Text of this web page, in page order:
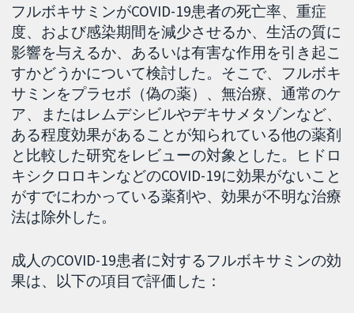
フルボキサミンがCOVID-19患者の死亡率、重症
度、および感染期間を減少させるか、生活の質に
影響を与えるか、あるいは有害な作用を引き起こ
すかどうかについて検討した。そこで、フルボキ
サミンをプラセボ（偽の薬）、無治療、通常のケ
ア、またはレムデシビルやデキサメタゾンなど、
ある程度効果があることが知られている他の薬剤
と比較した研究をレビューの対象とした。ヒドロ
キシクロロキンなどのCOVID-19に効果がないこと
がすでにわかっている薬剤や、効果が不明な治療
法は除外した。
成人のCOVID-19患者に対するフルボキサミンの効
果は、以下の項目で評価した：